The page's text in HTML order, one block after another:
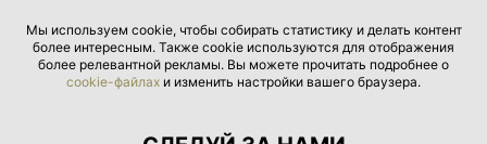
Мы используем cookie, чтобы собирать статистику и делать контент
более интересным. Также cookie используются для отображения
более релевантной рекламы. Вы можете прочитать подробнее о
cookie-файлах и изменить настройки вашего браузера.